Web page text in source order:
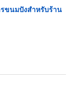
รขนมปังสําหรับร้าน